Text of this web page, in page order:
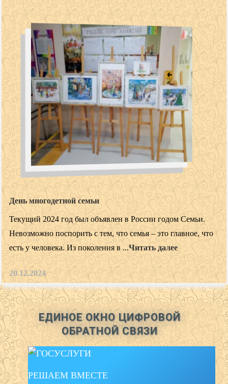
День многодетной семьи
Текущий 2024 год был объявлен в России годом Семьи.
Невозможно поспорить с тем, что семья – это главное, что
есть у человека. Из поколения в ...Читать далее
20.12.2024
ЕДИНОЕ ОКНО ЦИФРОВОЙ
ОБРАТНОЙ СВЯЗИ
РЕШАЕМ ВМЕСТЕ